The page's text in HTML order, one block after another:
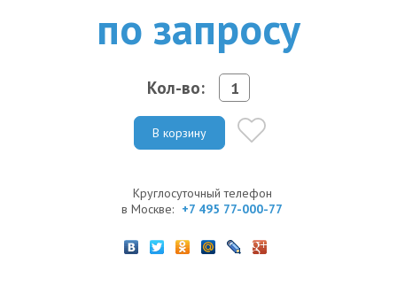
по запросу
Кол-во:
В корзину
Круглосуточный телефон
в Москве: +7 495 77-000-77